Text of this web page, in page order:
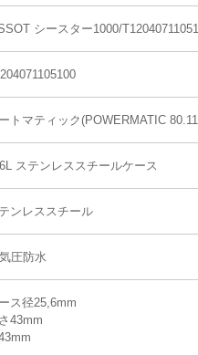
シースター1000/
トマティック(POWERMATIC
ステンレススチールケース
ンレススチール
圧防水
ス径25,6mm
43mm